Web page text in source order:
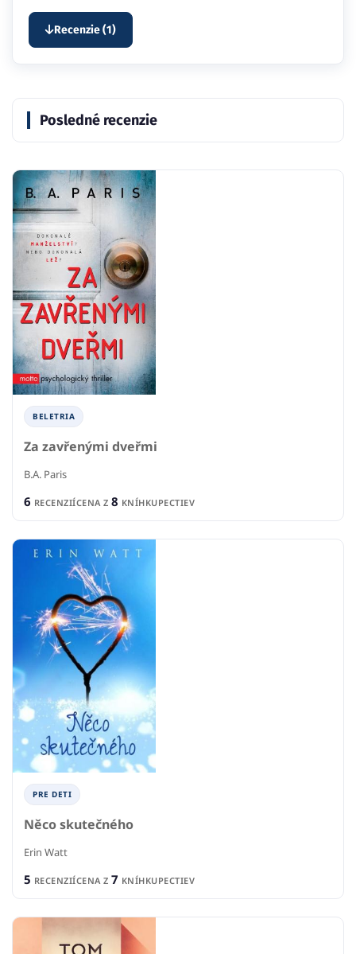
Recenzie (1)
Posledné recenzie
BELETRIA
Za zavřenými dveřmi
B.A. Paris
6 RECENZIÍCENA Z 8 KNÍHKUPECTIEV
PRE DETI
Něco skutečného
Erin Watt
5 RECENZIÍCENA Z 7 KNÍHKUPECTIEV